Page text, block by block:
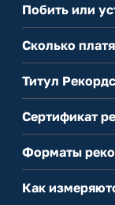
Побить или
Сколько
Титул
Сертификат
Форматы
Как